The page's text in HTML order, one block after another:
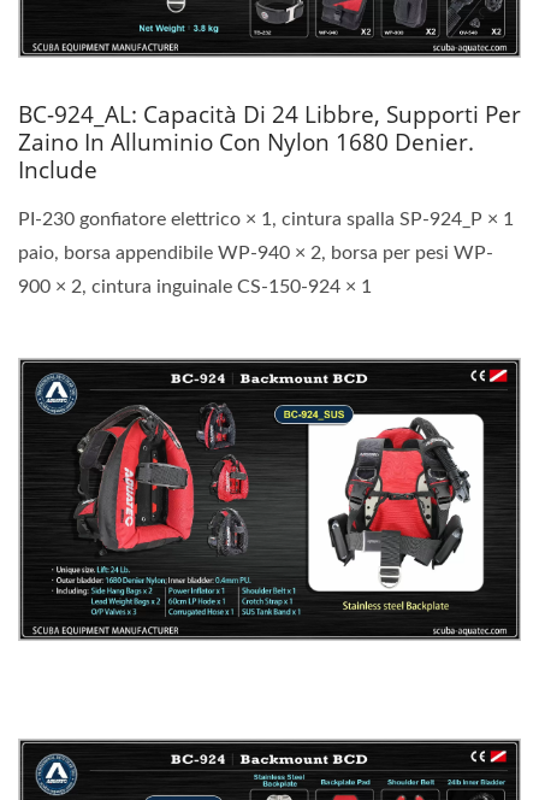
BC-924_AL: Capacità Di 24 Libbre, Supporti Per
Zaino In Alluminio Con Nylon 1680 Denier.
Include
PI-230 gonfiatore elettrico × 1, cintura spalla SP-924_P × 1
paio, borsa appendibile WP-940 × 2, borsa per pesi WP-
900 × 2, cintura inguinale CS-150-924 × 1